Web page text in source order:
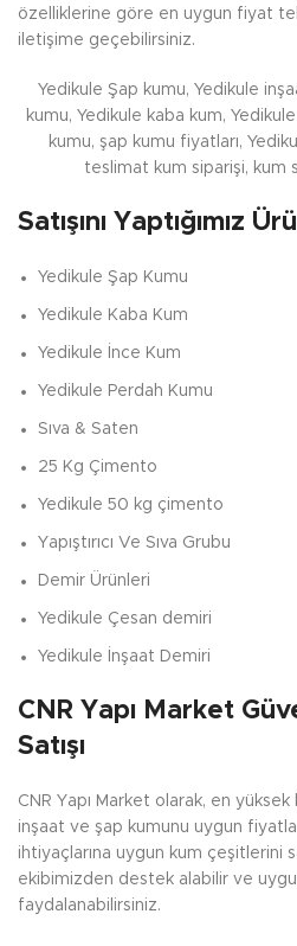
özelliklerine göre en uygun fiyat
iletişime geçebilirsiniz.
Yedikule Şap kumu, Yedikule
kumu, Yedikule kaba kum,
kumu, şap kumu fiyatları,
teslimat kum siparişi, kum
Satışını Yaptığımız
Yedikule Şap Kumu
Yedikule Kaba Kum
Yedikule İnce Kum
Yedikule Perdah Kumu
Sıva & Saten
25 Kg Çimento
Yedikule 50 kg çimento
Yapıştırıcı Ve Sıva Grubu
Demir Ürünleri
Yedikule Çesan demiri
Yedikule İnşaat Demiri
CNR Yapı Market
Satışı
CNR Yapı Market olarak, en
inşaat ve şap kumunu uygun
ihtiyaçlarına uygun kum çeşitlerini
ekibimizden destek alabilir ve
faydalanabilirsiniz.